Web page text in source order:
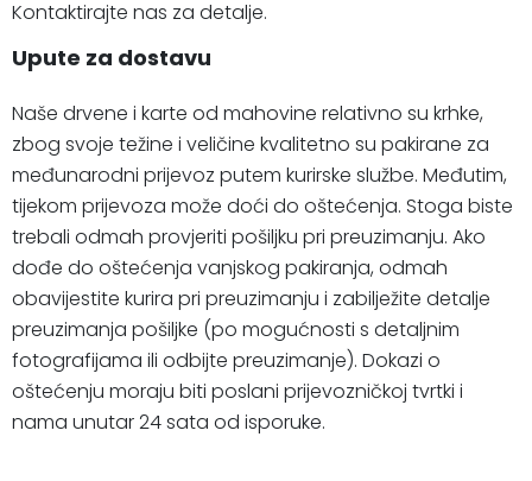
Kontaktirajte nas za detalje.
Upute za dostavu
Naše drvene i karte od mahovine relativno su krhke,
zbog svoje težine i veličine kvalitetno su pakirane za
međunarodni prijevoz putem kurirske službe. Međutim,
tijekom prijevoza može doći do oštećenja. Stoga biste
trebali odmah provjeriti pošiljku pri preuzimanju. Ako
dođe do oštećenja vanjskog pakiranja, odmah
obavijestite kurira pri preuzimanju i zabilježite detalje
preuzimanja pošiljke (po mogućnosti s detaljnim
fotografijama ili odbijte preuzimanje). Dokazi o
oštećenju moraju biti poslani prijevozničkoj tvrtki i
nama unutar 24 sata od isporuke.